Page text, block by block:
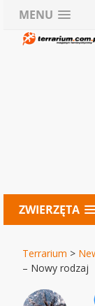
MENU
ZWIERZĘTA
Terrarium >
– Nowy rodzaj